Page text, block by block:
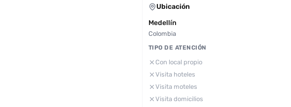
Ubicación
Medellín
Colombia
TIPO DE ATENCIÓN
Con local propio
Visita hoteles
Visita moteles
Visita domicilios